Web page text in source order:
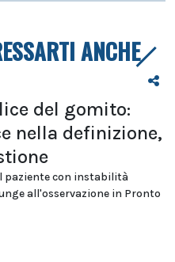
ANCHE
del gomito:
nella definizione,
paziente con instabilità
all'osservazione in Pronto